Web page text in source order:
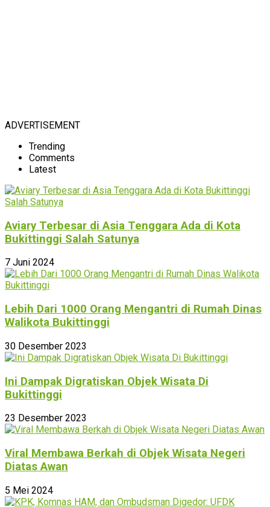
ADVERTISEMENT
Trending
Comments
Latest
Aviary Terbesar di Asia Tenggara Ada di Kota
Bukittinggi Salah Satunya
7 Juni 2024
Lebih Dari 1000 Orang Mengantri di Rumah Dinas
Walikota Bukittinggi
30 Desember 2023
Ini Dampak Digratiskan Objek Wisata Di
Bukittinggi
23 Desember 2023
Viral Membawa Berkah di Objek Wisata Negeri
Diatas Awan
5 Mei 2024